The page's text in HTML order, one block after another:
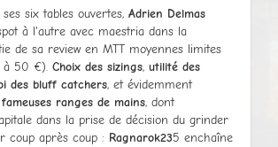
six tables ouvertes, Adrien Delmas
à l'autre avec maestria dans la
de sa review en MTT moyennes limites
à 50 €). Choix des sizings, utilité des
des bluff catchers, et évidemment
ranges de mains, dont
dans la prise de décision du grinder
coup après coup : Ragnarok235 enchaîne